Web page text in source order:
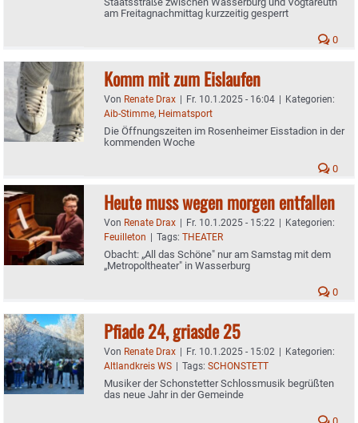
am Freitagnachmittag kurzzeitig gesperrt
0
Komm mit zum Eislaufen
Von Renate Drax | Fr. 10.1.2025 - 16:04 | Kategorien:
Aib-Stimme, Heimatsport
Die Öffnungszeiten im Rosenheimer Eisstadion in der
kommenden Woche
0
Heute muss wegen morgen entfallen
Von Renate Drax | Fr. 10.1.2025 - 15:22 | Kategorien:
Feuilleton | Tags: THEATER
Obacht: „All das Schöne" nur am Samstag mit dem
„Metropoltheater" in Wasserburg
0
Pfiade 24, griasde 25
Von Renate Drax | Fr. 10.1.2025 - 15:02 | Kategorien:
Altlandkreis WS | Tags: SCHONSTETT
Musiker der Schonstetter Schlossmusik begrüßten
das neue Jahr in der Gemeinde